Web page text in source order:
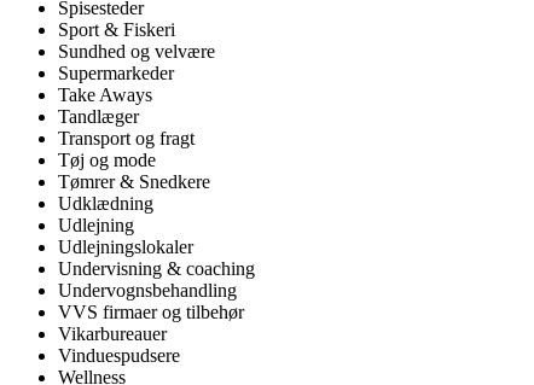
Spisesteder
Sport & Fiskeri
Sundhed og velvære
Supermarkeder
Take Aways
Tandlæger
Transport og fragt
Tøj og mode
Tømrer & Snedkere
Udklædning
Udlejning
Udlejningslokaler
Undervisning & coaching
Undervognsbehandling
VVS firmaer og tilbehør
Vikarbureauer
Vinduespudsere
Wellness